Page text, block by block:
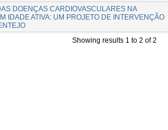
DOENÇAS CARDIOVASCULARES NA
IDADE ATIVA: UM PROJETO DE INTERVENÇÃO
Showing results 1 to 2 of 2